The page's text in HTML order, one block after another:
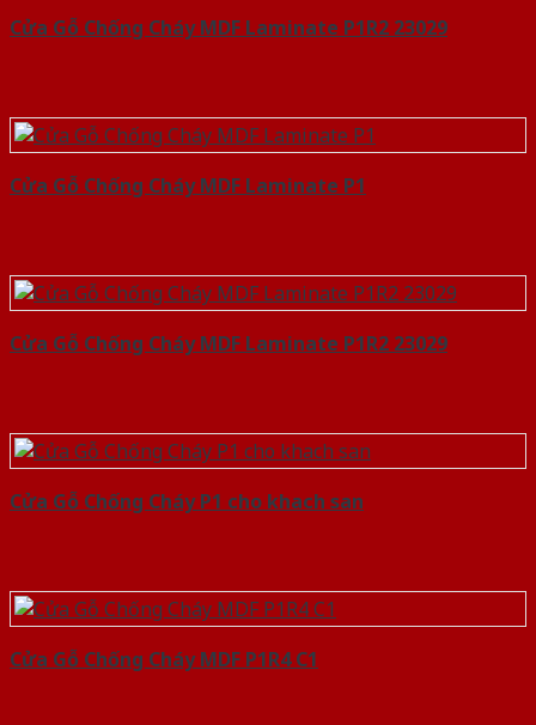
Cửa Gỗ Chống Cháy MDF Laminate P1R2 23029
Cửa Gỗ Chống Cháy MDF Laminate P1
Cửa Gỗ Chống Cháy MDF Laminate P1R2 23029
Cửa Gỗ Chống Cháy P1 cho khach san
Cửa Gỗ Chống Cháy MDF P1R4 C1